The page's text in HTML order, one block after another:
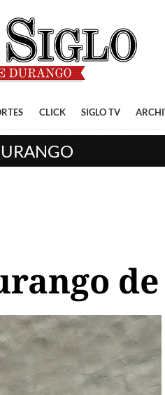
CLICK SIGLO TV